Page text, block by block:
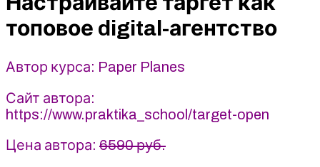
агентство
2022
Paper
Planes
топовое digital-агентство
Автор курса: Paper Planes
Сайт автора:
https://www.praktika_school/target-open
Цена автора: 6590 руб.